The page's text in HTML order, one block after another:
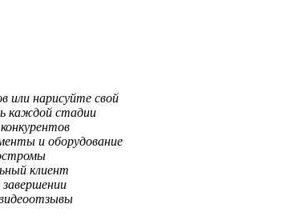
или нарисуйте свой
каждой стадии
и оборудование
клиент